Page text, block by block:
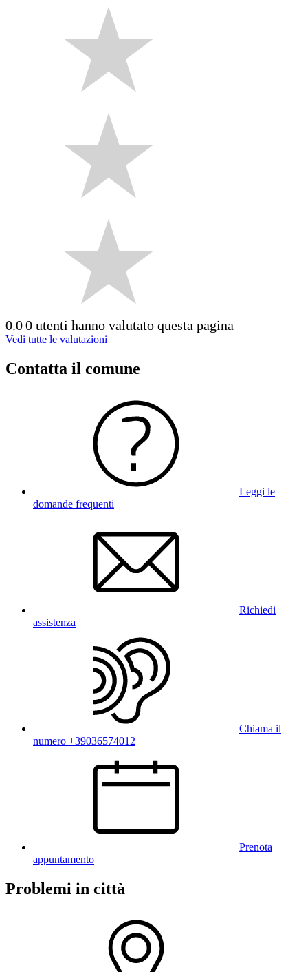
0.00 utenti hanno valutato questa pagina
Vedi tutte le valutazioni
Contatta il comune
Leggi le
domande frequenti
Richiedi
assistenza
Chiama il
numero +39036574012
Prenota
appuntamento
Problemi in città